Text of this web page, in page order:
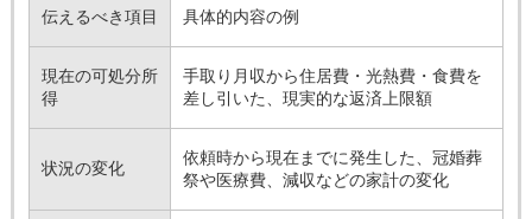
伝えるべき項目 具体的内容の例
現在の可処分所
得
手取り月収から住居費・光熱費・食費を
差し引いた、現実的な返済上限額
状況の変化
依頼時から現在までに発生した、冠婚葬
祭や医療費、減収などの家計の変化